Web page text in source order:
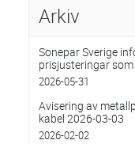
Arkiv
Sonepar Sverige
prisjusteringar
2026-05-31
Avisering av
kabel 2026-03-03
2026-02-02